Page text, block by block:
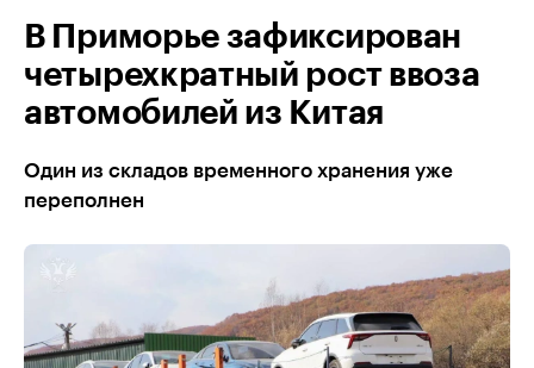
В Приморье зафиксирован
четырехкратный рост ввоза
автомобилей из Китая
Один из складов временного хранения уже
переполнен